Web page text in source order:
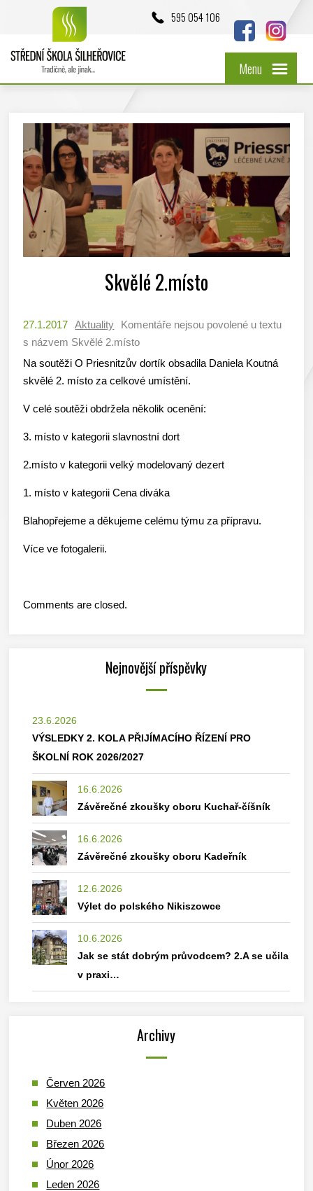
595 054 106
Menu
Skvělé 2.místo
27.1.2017 Aktuality Komentáře nejsou povolené u textu
s názvem Skvělé 2.místo
Na soutěži O Priesnitzův dortík obsadila Daniela Koutná
skvělé 2. místo za celkové umístění.
V celé soutěži obdržela několik ocenění:
3. místo v kategorii slavnostní dort
2.místo v kategorii velký modelovaný dezert
1. místo v kategorii Cena diváka
Blahopřejeme a děkujeme celému týmu za přípravu.
Více ve fotogalerii.
Comments are closed.
Nejnovější příspěvky
23.6.2026
VÝSLEDKY 2. KOLA PŘIJÍMACÍHO ŘÍZENÍ PRO
ŠKOLNÍ ROK 2026/2027
16.6.2026
Závěrečné zkoušky oboru Kuchař-číšník
16.6.2026
Závěrečné zkoušky oboru Kadeřník
12.6.2026
Výlet do polského Nikiszowce
10.6.2026
Jak se stát dobrým průvodcem? 2.A se učila
v praxi…
Archivy
Červen 2026
Květen 2026
Duben 2026
Březen 2026
Únor 2026
Leden 2026